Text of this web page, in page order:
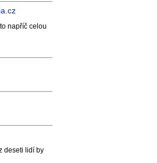
napříč celou
deseti lidí by